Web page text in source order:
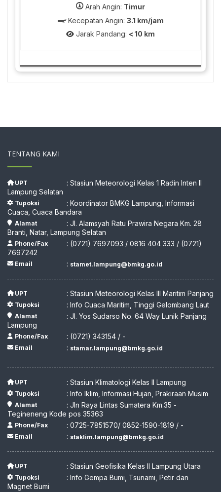
Arah Angin: Timur
Kecepatan Angin: 3.1 km/jam
Jarak Pandang: < 10 km
TENTANG KAMI
UPT
: Stasiun Meteorologi Kelas 1 Radin Inten II
Lampung Selatan
Tupoksi
: Koordinator BMKG Lampung, Informasi
Cuaca, Cuaca Bandara
Alamat
: Jl. Alamsyah Ratu Prawira Negara Km. 28
Branti, Natar, Lampung Selatan
Phone/Fax
: (0721) 7697093 / 0816 404 333 / (0721)
7697242
Email : stamet.lampung@bmkg.go.id
UPT : Stasiun Meteorologi Kelas III Maritim Panjang
Tupoksi : Info Cuaca Maritim, Tinggi Gelombang Laut
Alamat
: Jl. Yos Sudarso No. 64 Way Lunik Panjang
Lampung
Phone/Fax : (0721) 343154 / -
Email : stamar.lampung@bmkg.go.id
UPT : Stasiun Klimatologi Kelas II Lampung
Tupoksi : Info Iklim, Informasi Hujan, Prakiraan Musim
Alamat
: Jln Raya Lintas Sumatera Km.35 -
Tegineneng Kode pos 35363
Phone/Fax : 0725-7851570/ 0852-1590-1819 / -
Email : staklim.lampung@bmkg.go.id
UPT : Stasiun Geofisika Kelas II Lampung Utara
Tupoksi
: Info Gempa Bumi, Tsunami, Petir dan
Magnet Bumi